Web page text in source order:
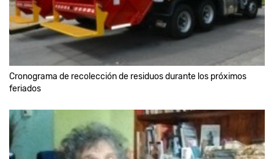
Cronograma de recolección de residuos durante los próximos
feriados